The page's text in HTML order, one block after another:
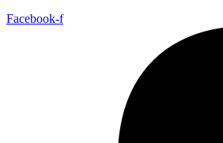
Facebook-f